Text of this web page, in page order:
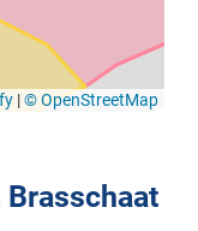
|© OpenStreetMap